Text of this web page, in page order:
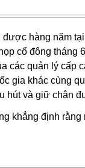
hàng năm
cổ đông
các quản lý cấp
gia khác cùng
hút và giữ chân
khẳng định